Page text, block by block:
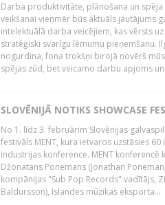
Darba produktivitāte, plānošana un
veikšanai vienmēr būs aktuāls jautājums
intelektuālā darba veicējiem, kas vērsts
stratēģiski svarīgu lēmumu pieņemšanu.
nogurdina, fona trokšņi birojā novērš
spējas zūd, bet veicamo darbu apjoms
SLOVĒNIJĀ NOTIKS SHOWCASE
No 1. līdz 3. februārim Slovēnijas
festivāls MENT, kura ietvaros uzstāsies
industrijas konference. MENT konferencē
Džonatans Ponemans (Jonathan
kompānijas "Sub Pop Records" vadītājs,
Baldursson), Islandes mūzikas eksporta...